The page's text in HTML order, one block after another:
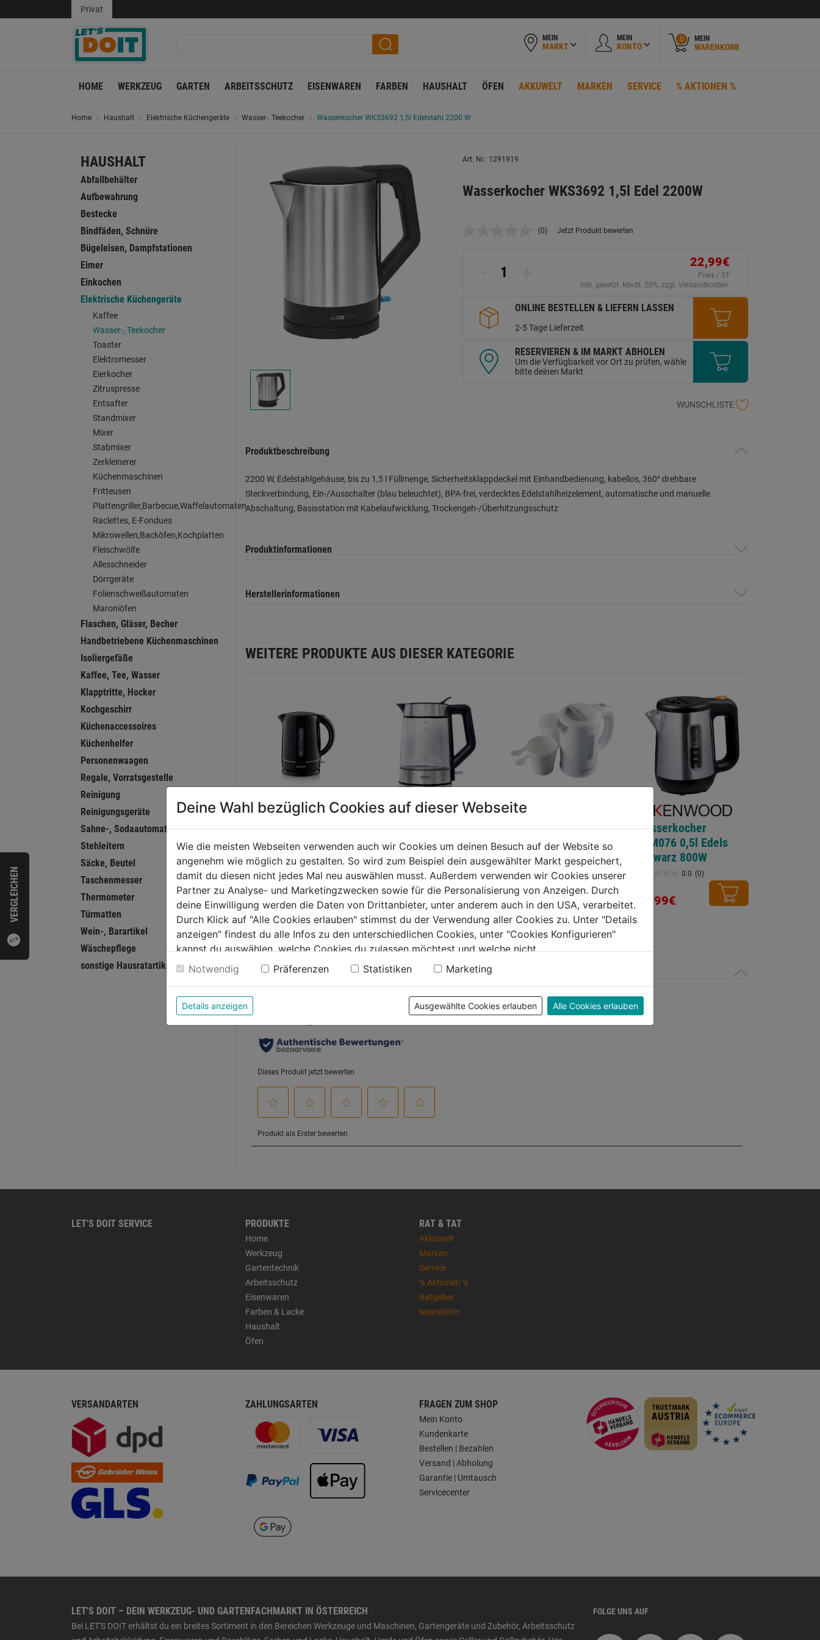
VERGLEICHEN
Privat
MEIN
MARKT
MEIN
KONTO
0 MEIN
WARENKORB
HOME WERKZEUG GARTEN ARBEITSSCHUTZ EISENWAREN FARBEN HAUSHALT ÖFEN AKKUWELT MARKEN SERVICE % AKTIONEN %
Home Haushalt Elektrische Küchengeräte Wasser-. Teekocher Wasserkocher WKS3692 1,5l Edelstahl 2200 W
HAUSHALT
Abfallbehälter
Aufbewahrung
Bestecke
Bindfäden, Schnüre
Bügeleisen, Dampfstationen
Eimer
Einkochen
Elektrische Küchengeräte
Kaffee
Wasser-, Teekocher
Toaster
Elektromesser
Eierkocher
Zitruspresse
Entsafter
Standmixer
Mixer
Stabmixer
Zerkleinerer
Küchenmaschinen
Fritteusen
Plattengriller,Barbecue,Waffelautomaten
Raclettes, E-Fondues
Mikrowellen,Backöfen,Kochplatten
Fleischwölfe
Allesschneider
Dörrgeräte
Folienschweißautomaten
Maroniöfen
Flaschen, Gläser, Becher
Handbetriebene Küchenmaschinen
Isoliergefäße
Kaffee, Tee, Wasser
Klapptritte, Hocker
Kochgeschirr
Küchenaccessoires
Küchenhelfer
Personenwaagen
Regale, Vorratsgestelle
Reinigung
Reinigungsgeräte
Sahne-, Sodaautomaten, Siphone
Stehleitern
Säcke, Beutel
Taschenmesser
Thermometer
Türmatten
Wein-, Barartikel
Wäschepflege
sonstige Hausratartikel
Art. Nr.: 1291919
Wasserkocher WKS3692 1,5l Edel 2200W
Kein
(0) Jetzt Produkt bewerten
22,99€
Preis / ST
inkl. gesetzl. MwSt. 20%, zzgl. Versandkosten.
ONLINE BESTELLEN & LIEFERN LASSEN
2-5 Tage Lieferzeit
RESERVIEREN & IM MARKT ABHOLEN
Um die Verfügbarkeit vor Ort zu prüfen, wähle
bitte deinen Markt
WUNSCHLISTE
Produktbeschreibung
2200 W, Edelstahlgehäuse, bis zu 1,5 l Füllmenge, Sicherheitsklappdeckel mit Einhandbedienung, kabellos, 360° drehbare
Steckverbindung, Ein-/Ausschalter (blau beleuchtet), BPA-frei, verdecktes Edelstahlheizelement, automatische und manuelle
Abschaltung, Basisstation mit Kabelaufwicklung, Trockengeh-/Überhitzungsschutz
Produktinformationen
Herstellerinformationen
WEITERE PRODUKTE AUS DIESER KATEGORIE
Wasserkocher WK
4322 schwarz 1,7l
2200W
0.0 (0)
0.0
von
5
Sternen.
25,99€
Wasserkocher KL-G
2007
0.0 (0)
0.0
von
5
Sternen.
29,99€
Reisewasserkocher
JKP250 weiß 0,5l
650W
0.0 (0)
0.0
von
5
Sternen.
29,99€
Wasserkocher
JKM076 0,5l Edels
schwarz 800W
0.0 (0)
Sternen.
44,99€
Bewertung
LET'S DOIT SERVICE PRODUKTE
Home
Werkzeug
Gartentechnik
Arbeitsschutz
Eisenwaren
Farben & Lacke
Haushalt
Öfen
RAT & TAT
Akkuwelt
Marken
Service
% Aktionen %
Ratgeber
Newsletter
VERSANDARTEN ZAHLUNGSARTEN FRAGEN ZUM SHOP
Mein Konto
Kundenkarte
Bestellen | Bezahlen
Versand | Abholung
Garantie | Umtausch
Servicecenter
LET'S DOIT – DEIN WERKZEUG- UND GARTENFACHMARKT IN ÖSTERREICH
Bei LET'S DOIT erhältst du ein breites Sortiment in den Bereichen Werkzeuge und Maschinen, Gartengeräte und Zubehör, Arbeitsschutz
FOLGE UNS AUF
Deine Wahl bezüglich Cookies auf dieser Webseite
Wie die meisten Webseiten verwenden auch wir Cookies um deinen Besuch auf der Website so
angenehm wie möglich zu gestalten. So wird zum Beispiel dein ausgewählter Markt gespeichert,
damit du diesen nicht jedes Mal neu auswählen musst. Außerdem verwenden wir Cookies unserer
Partner zu Analyse- und Marketingzwecken sowie für die Personalisierung von Anzeigen. Durch
deine Einwilligung werden die Daten von Drittanbieter, unter anderem auch in den USA, verarbeitet.
Durch Klick auf "Alle Cookies erlauben" stimmst du der Verwendung aller Cookies zu. Unter "Details
anzeigen" findest du alle Infos zu den unterschiedlichen Cookies, unter "Cookies Konfigurieren"
kannst du auswählen, welche Cookies du zulassen möchtest und welche nicht.
Weitere Informationen findest du in unserer Datenschutzerklärung
Notwendig Präferenzen Statistiken Marketing
Details anzeigen Ausgewählte Cookies erlauben Alle Cookies erlauben